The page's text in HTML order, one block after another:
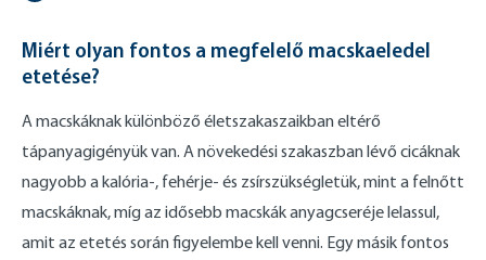
Miért olyan fontos a megfelelő macskaeledel
etetése?
A macskáknak különböző életszakaszaikban eltérő
tápanyagigényük van. A növekedési szakaszban lévő cicáknak
nagyobb a kalória-, fehérje- és zsírszükségletük, mint a felnőtt
macskáknak, míg az idősebb macskák anyagcseréje lelassul,
amit az etetés során figyelembe kell venni. Egy másik fontos